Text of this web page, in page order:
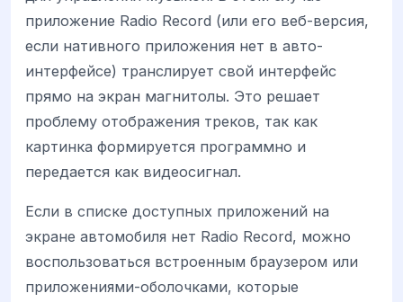
приложение Radio Record (или его веб-версия,
если нативного приложения нет в авто-
интерфейсе) транслирует свой интерфейс
прямо на экран магнитолы. Это решает
проблему отображения треков, так как
картинка формируется программно и
передается как видеосигнал.
Если в списке доступных приложений на
экране автомобиля нет Radio Record, можно
воспользоваться встроенным браузером или
приложениями-оболочками, которые